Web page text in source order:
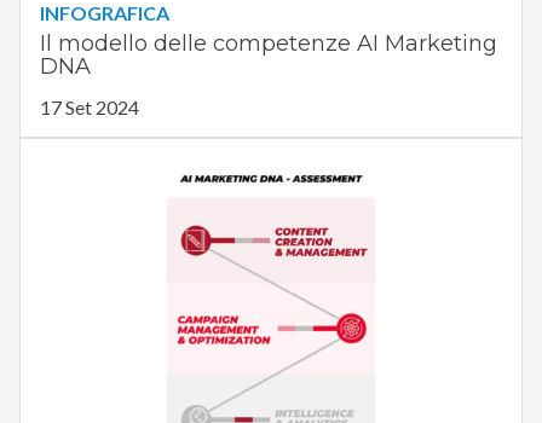
INFOGRAFICA
Il modello delle competenze AI Marketing
DNA
17 Set 2024